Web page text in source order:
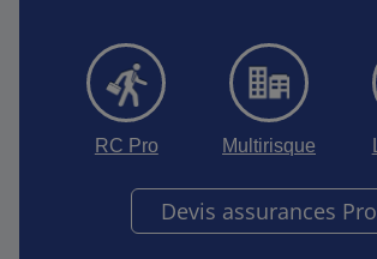
RC Pro Multirisque
Devis assurances Pro